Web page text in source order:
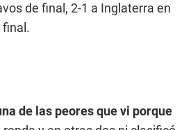
de final, 2-1 a Inglaterra en
final.
de las peores que vi porque